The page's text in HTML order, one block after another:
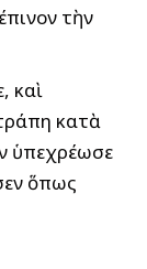
τὴν
καὶ
κατὰ
ὑπεχρέωσε
ὅπως